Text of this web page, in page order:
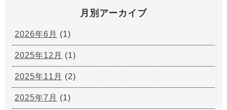
月別アーカイブ
2026年6月 (1)
2025年12月 (1)
2025年11月 (2)
2025年7月 (1)